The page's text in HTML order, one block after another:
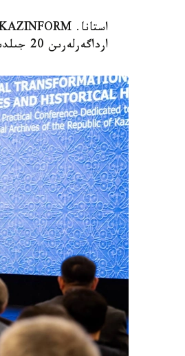
ارداگەرلەرىن 20 جىلدىق مەرەيتويمەن قۇتتىقتادى.